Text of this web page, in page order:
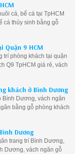
cá, bể cá tại TpHCM
cá thủy sinh bằng gỗ
Quận 9 HCM
trí phòng khách tại quận
Q9 TpHCM giá rẻ, vách
khách ở Bình Dương
Bình Dương, vách ngăn
bằng gỗ phòng khách
Dương
trang trí Bình Dương,
Dương, vách ngăn gỗ